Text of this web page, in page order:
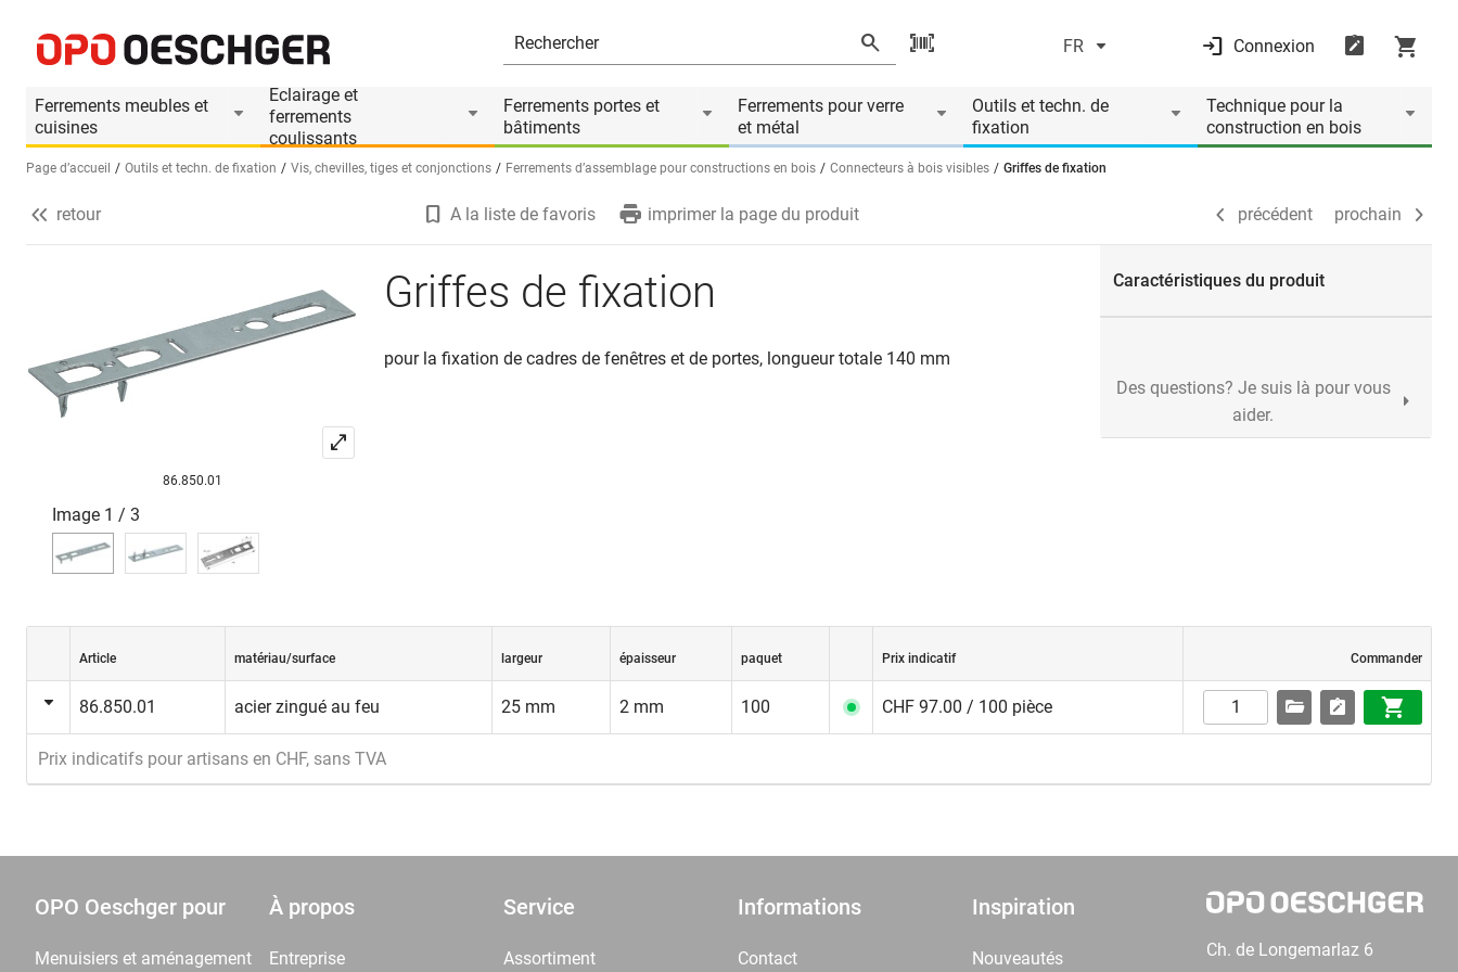
FR Connexion
Ferrements meubles et
cuisines
Eclairage et
ferrements
coulissants
Ferrements portes et
bâtiments
Ferrements pour verre
et métal
Outils et techn. de
fixation
Technique pour la
construction en bois
Sélectionnez une langue (FR)
Page d’accueil Outils et techn. de fixation Vis, chevilles, tiges et conjonctions Ferrements d’assemblage pour constructions en bois Connecteurs à bois visibles Griffes de fixation
Informations produit
précédent prochain
retour A la liste de favoris imprimer la page du produit précédent prochain
86.850.01
Image 1 / 3
Griffes de fixation
pour la fixation de cadres de fenêtres et de portes, longueur totale 140 mm
Caractéristiques du produit
Des questions? Je suis là pour vous
aider.
Article matériau/surface largeur épaisseur paquet Prix indicatif Commander
86.850.01 acier zingué au feu 25 mm 2 mm 100 CHF 97.00 / 100 pièce
Prix indicatifs pour artisans en CHF, sans TVA
OPO Oeschger pour
Menuisiers et aménagement
À propos
Entreprise
Service
Assortiment
Informations
Contact
Inspiration
Nouveautés Ch. de Longemarlaz 6